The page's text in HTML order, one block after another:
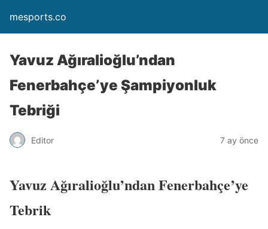
mesports.co
Yavuz Ağıralioğlu’ndan
Fenerbahçe’ye Şampiyonluk
Tebriği
Editor 7 ay önce
Yavuz Ağıralioğlu’ndan Fenerbahçe’ye
Tebrik